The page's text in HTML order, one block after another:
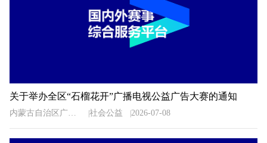
关于举办全区“石榴花开”广播电视公益广告大赛的通知
内蒙古自治区广播电视局 社会公益 2026-07-08